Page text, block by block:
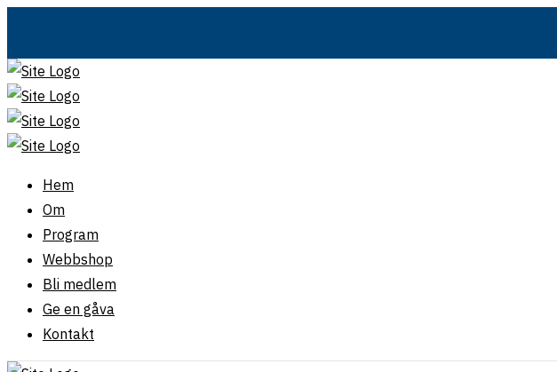
Hem
Om
Program
Webbshop
Bli medlem
Ge en gåva
Kontakt